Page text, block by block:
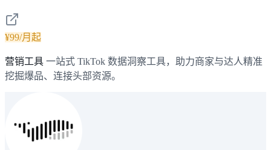
¥99/月起
营销工具 一站式 TikTok 数据洞察工具，助力商家与达人精准
挖掘爆品、连接头部资源。